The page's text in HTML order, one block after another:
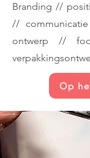
Branding //
//
ontwerp //
Op